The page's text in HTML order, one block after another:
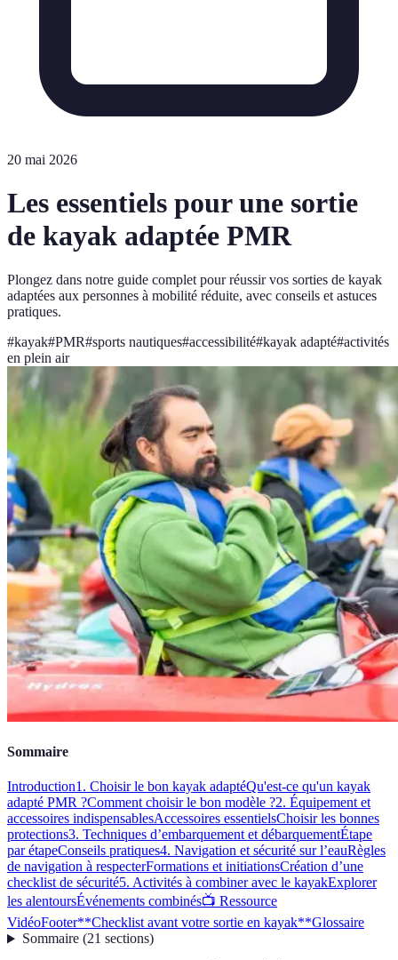
20 mai 2026
Les essentiels pour une sortie
de kayak adaptée PMR
Plongez dans notre guide complet pour réussir vos sorties de kayak
adaptées aux personnes à mobilité réduite, avec conseils et astuces
pratiques.
#kayak#PMR#sports nautiques#accessibilité#kayak adapté#activités
en plein air
Sommaire
Introduction1. Choisir le bon kayak adaptéQu'est-ce qu'un kayak
adapté PMR ?Comment choisir le bon modèle ?2. Équipement et
accessoires indispensablesAccessoires essentielsChoisir les bonnes
protections3. Techniques d’embarquement et débarquementÉtape
par étapeConseils pratiques4. Navigation et sécurité sur l’eauRègles
de navigation à respecterFormations et initiationsCréation d’une
checklist de sécurité5. Activités à combiner avec le kayakExplorer
les alentoursÉvénements combinés📺 Ressource
VidéoFooter**Checklist avant votre sortie en kayak**Glossaire
Sommaire(21 sections)